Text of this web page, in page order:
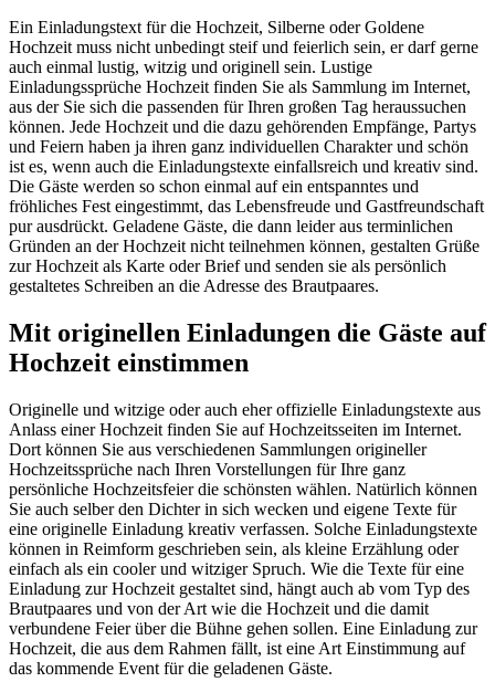
Ein Einladungstext für die Hochzeit, Silberne oder Goldene
Hochzeit muss nicht unbedingt steif und feierlich sein, er darf gerne
auch einmal lustig, witzig und originell sein. Lustige
Einladungssprüche Hochzeit finden Sie als Sammlung im Internet,
aus der Sie sich die passenden für Ihren großen Tag heraussuchen
können. Jede Hochzeit und die dazu gehörenden Empfänge, Partys
und Feiern haben ja ihren ganz individuellen Charakter und schön
ist es, wenn auch die Einladungstexte einfallsreich und kreativ sind.
Die Gäste werden so schon einmal auf ein entspanntes und
fröhliches Fest eingestimmt, das Lebensfreude und Gastfreundschaft
pur ausdrückt. Geladene Gäste, die dann leider aus terminlichen
Gründen an der Hochzeit nicht teilnehmen können, gestalten Grüße
zur Hochzeit als Karte oder Brief und senden sie als persönlich
gestaltetes Schreiben an die Adresse des Brautpaares.
Mit originellen Einladungen die Gäste auf
Hochzeit einstimmen
Originelle und witzige oder auch eher offizielle Einladungstexte aus
Anlass einer Hochzeit finden Sie auf Hochzeitsseiten im Internet.
Dort können Sie aus verschiedenen Sammlungen origineller
Hochzeitssprüche nach Ihren Vorstellungen für Ihre ganz
persönliche Hochzeitsfeier die schönsten wählen. Natürlich können
Sie auch selber den Dichter in sich wecken und eigene Texte für
eine originelle Einladung kreativ verfassen. Solche Einladungstexte
können in Reimform geschrieben sein, als kleine Erzählung oder
einfach als ein cooler und witziger Spruch. Wie die Texte für eine
Einladung zur Hochzeit gestaltet sind, hängt auch ab vom Typ des
Brautpaares und von der Art wie die Hochzeit und die damit
verbundene Feier über die Bühne gehen sollen. Eine Einladung zur
Hochzeit, die aus dem Rahmen fällt, ist eine Art Einstimmung auf
das kommende Event für die geladenen Gäste.